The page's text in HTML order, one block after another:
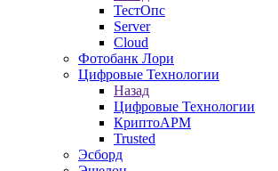
ТестОпс
Server
Cloud
Фотобанк Лори
Цифровые Технологии
Назад
Цифровые Технологии
КриптоАРМ
Trusted
Эсборд